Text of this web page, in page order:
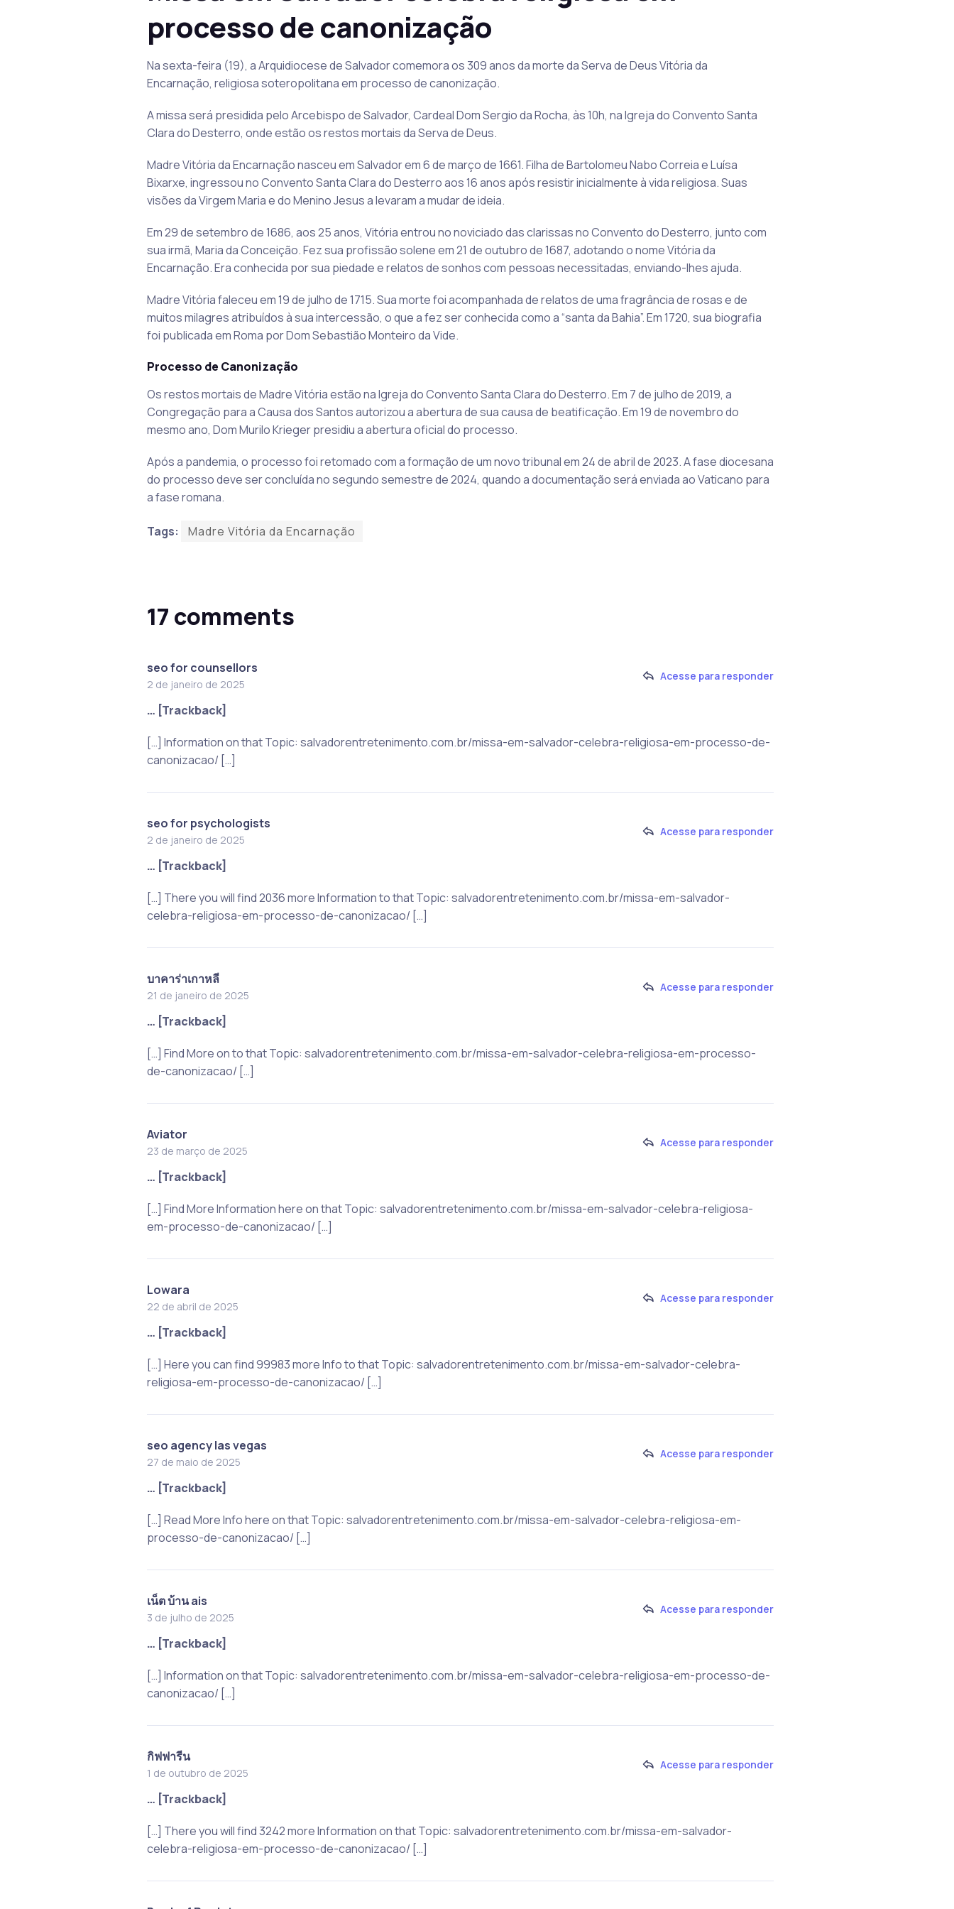
processo de canonização
Na sexta-feira (19), a Arquidiocese de Salvador comemora os 309 anos da morte da Serva de Deus Vitória da
Encarnação, religiosa soteropolitana em processo de canonização.
A missa será presidida pelo Arcebispo de Salvador, Cardeal Dom Sergio da Rocha, às 10h, na Igreja do Convento Santa
Clara do Desterro, onde estão os restos mortais da Serva de Deus.
Madre Vitória da Encarnação nasceu em Salvador em 6 de março de 1661. Filha de Bartolomeu Nabo Correia e Luísa
Bixarxe, ingressou no Convento Santa Clara do Desterro aos 16 anos após resistir inicialmente à vida religiosa. Suas
visões da Virgem Maria e do Menino Jesus a levaram a mudar de ideia.
Em 29 de setembro de 1686, aos 25 anos, Vitória entrou no noviciado das clarissas no Convento do Desterro, junto com
sua irmã, Maria da Conceição. Fez sua profissão solene em 21 de outubro de 1687, adotando o nome Vitória da
Encarnação. Era conhecida por sua piedade e relatos de sonhos com pessoas necessitadas, enviando-lhes ajuda.
Madre Vitória faleceu em 19 de julho de 1715. Sua morte foi acompanhada de relatos de uma fragrância de rosas e de
muitos milagres atribuídos à sua intercessão, o que a fez ser conhecida como a “santa da Bahia”. Em 1720, sua biografia
foi publicada em Roma por Dom Sebastião Monteiro da Vide.
Processo de Canonização
Os restos mortais de Madre Vitória estão na Igreja do Convento Santa Clara do Desterro. Em 7 de julho de 2019, a
Congregação para a Causa dos Santos autorizou a abertura de sua causa de beatificação. Em 19 de novembro do
mesmo ano, Dom Murilo Krieger presidiu a abertura oficial do processo.
Após a pandemia, o processo foi retomado com a formação de um novo tribunal em 24 de abril de 2023. A fase diocesana
do processo deve ser concluída no segundo semestre de 2024, quando a documentação será enviada ao Vaticano para
a fase romana.
Tags: Madre Vitória da Encarnação
17 comments
seo for counsellors
2 de janeiro de 2025
Acesse para responder
… [Trackback]
[…] Information on that Topic: salvadorentretenimento.com.br/missa-em-salvador-celebra-religiosa-em-processo-de-
canonizacao/ […]
seo for psychologists
2 de janeiro de 2025
Acesse para responder
… [Trackback]
[…] There you will find 2036 more Information to that Topic: salvadorentretenimento.com.br/missa-em-salvador-
celebra-religiosa-em-processo-de-canonizacao/ […]
บาคาร่าเกาหลี
21 de janeiro de 2025
Acesse para responder
… [Trackback]
[…] Find More on to that Topic: salvadorentretenimento.com.br/missa-em-salvador-celebra-religiosa-em-processo-
de-canonizacao/ […]
Aviator
23 de março de 2025
Acesse para responder
… [Trackback]
[…] Find More Information here on that Topic: salvadorentretenimento.com.br/missa-em-salvador-celebra-religiosa-
em-processo-de-canonizacao/ […]
Lowara
22 de abril de 2025
Acesse para responder
… [Trackback]
[…] Here you can find 99983 more Info to that Topic: salvadorentretenimento.com.br/missa-em-salvador-celebra-
religiosa-em-processo-de-canonizacao/ […]
seo agency las vegas
27 de maio de 2025
Acesse para responder
… [Trackback]
[…] Read More Info here on that Topic: salvadorentretenimento.com.br/missa-em-salvador-celebra-religiosa-em-
processo-de-canonizacao/ […]
เน็ต บ้าน ais
3 de julho de 2025
Acesse para responder
… [Trackback]
[…] Information on that Topic: salvadorentretenimento.com.br/missa-em-salvador-celebra-religiosa-em-processo-de-
canonizacao/ […]
กิฟฟารีน
1 de outubro de 2025
Acesse para responder
… [Trackback]
[…] There you will find 3242 more Information on that Topic: salvadorentretenimento.com.br/missa-em-salvador-
celebra-religiosa-em-processo-de-canonizacao/ […]